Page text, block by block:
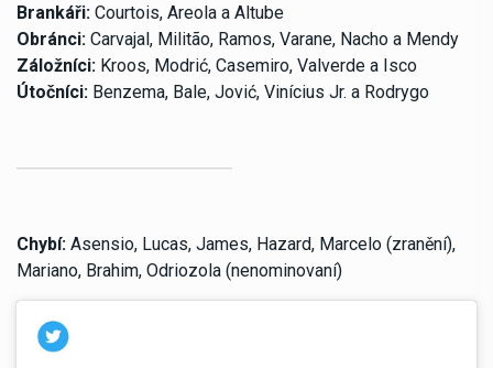
Brankáři: Courtois, Areola a Altube
Obránci: Carvajal, Militão, Ramos, Varane, Nacho a Mendy
Záložníci: Kroos, Modrić, Casemiro, Valverde a Isco
Útočníci: Benzema, Bale, Jović, Vinícius Jr. a Rodrygo
Chybí: Asensio, Lucas, James, Hazard, Marcelo (zranění),
Mariano, Brahim, Odriozola (nenominovaní)